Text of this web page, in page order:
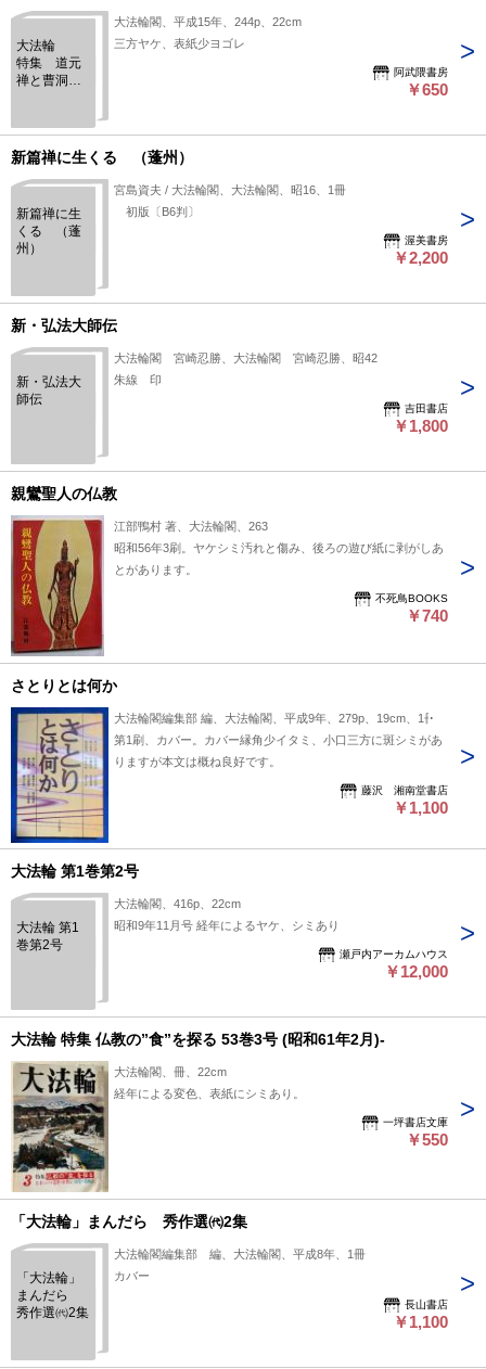
大法輪
特集 道元
禅と曹洞宗
大法輪閣、平成15年、244p、22cm
三方ヤケ、表紙少ヨゴレ
阿武隈書房
￥650
新篇禅に生くる （蓬州）
新篇禅に生
くる （蓬
州）
宮島資夫 / 大法輪閣、大法輪閣、昭16、1冊
初版〔B6判〕
渥美書房
￥2,200
新・弘法大師伝
新・弘法大
師伝
大法輪閣 宮崎忍勝、大法輪閣 宮崎忍勝、昭42
朱線 印
吉田書店
￥1,800
親鸞聖人の仏教
江部鴨村 著、大法輪閣、263
昭和56年3刷。ヤケシミ汚れと傷み、後ろの遊び紙に剥がしあ
とがあります。
不死鳥BOOKS
￥740
さとりとは何か
大法輪閣編集部 編、大法輪閣、平成9年、279p、19cm、1冊
第1刷、カバー。カバー縁角少イタミ、小口三方に斑シミがあ
りますが本文は概ね良好です。
藤沢 湘南堂書店
￥1,100
大法輪 第1巻第2号
大法輪 第1
巻第2号
大法輪閣、416p、22cm
昭和9年11月号 経年によるヤケ、シミあり
瀬戸内アーカムハウス
￥12,000
大法輪 特集 仏教の”食”を探る 53巻3号 (昭和61年2月)-
大法輪閣、冊、22cm
経年による変色、表紙にシミあり。
一坪書店文庫
￥550
「大法輪」まんだら 秀作選㈹2集
「大法輪」
まんだら
秀作選㈹2集
大法輪閣編集部 編、大法輪閣、平成8年、1冊
カバー
長山書店
￥1,100